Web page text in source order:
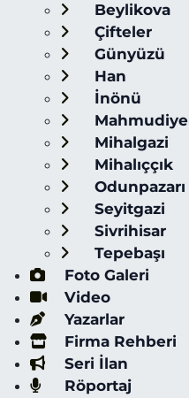
Beylikova
Çifteler
Günyüzü
Han
İnönü
Mahmudiye
Mihalgazi
Mihalıççık
Odunpazarı
Seyitgazi
Sivrihisar
Tepebaşı
Foto Galeri
Video
Yazarlar
Firma Rehberi
Seri İlan
Röportaj